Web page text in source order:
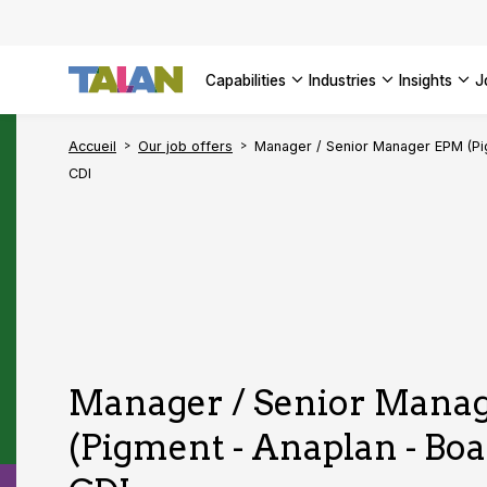
capabilities industries insights
SEE ALL
Accueil Our job offers
Manager / Senior Manager EPM
CDI
Manager / Senior
(Pigment - Anaplan -